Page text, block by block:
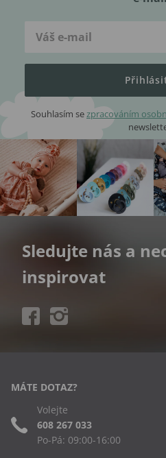
Souhlasím se zpracováním
Sledujte nás a
inspirovat
MÁTE DOTAZ?
Volejte
608 267 033
Po-Pá: 09:00-16:00